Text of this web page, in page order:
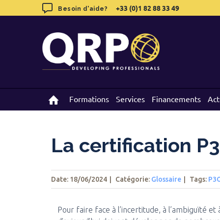
to
Besoin d'aide? +33 (0)1 82 88 33 49
Formations Services Financements
Besoin d'aide? +33 (0)1 82 88 33 49
Formations Services Financements
La certification
Date: 18/06/2024 Catégorie: Glossaire Tags:
Pour faire face à l’incertitude, à l’ambiguïté